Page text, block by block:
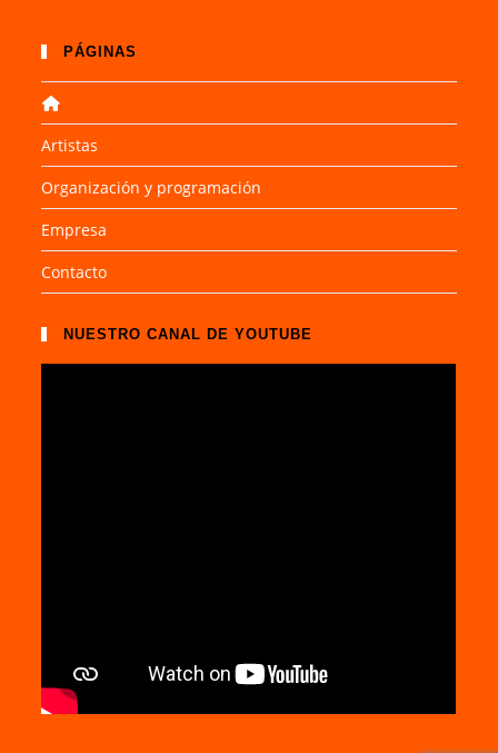
PÁGINAS
Artistas
Organización y programación
Empresa
Contacto
NUESTRO CANAL DE YOUTUBE